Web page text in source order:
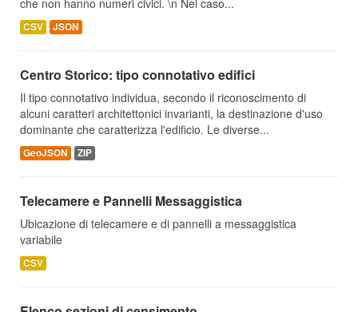
che non hanno numeri civici. \n Nel caso...
CSV JSON
Centro Storico: tipo connotativo edifici
Il tipo connotativo individua, secondo il riconoscimento di
alcuni caratteri architettonici invarianti, la destinazione d'uso
dominante che caratterizza l'edificio. Le diverse...
GeoJSON ZIP
Telecamere e Pannelli Messaggistica
Ubicazione di telecamere e di pannelli a messaggistica
variabile
CSV